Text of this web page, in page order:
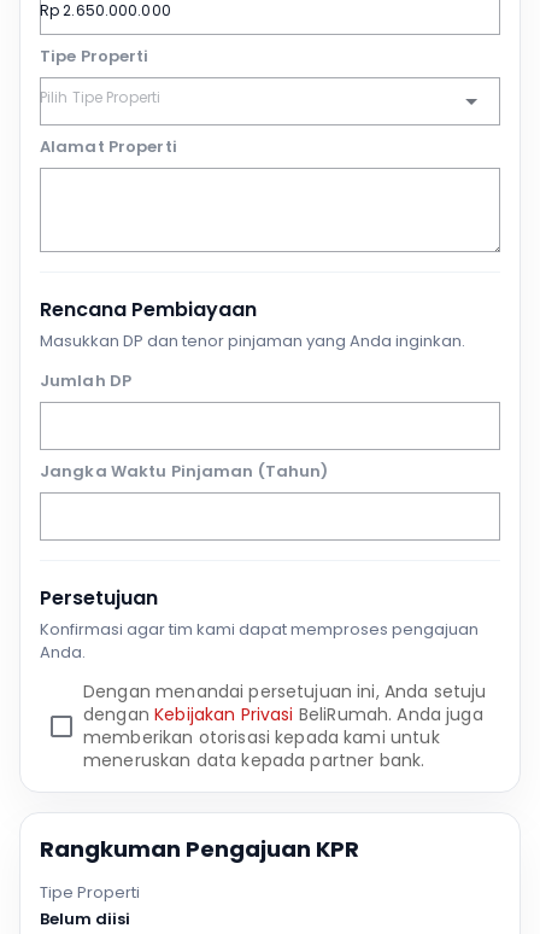
Tipe Properti
Alamat Properti
Rencana Pembiayaan
Masukkan DP dan tenor pinjaman yang Anda inginkan.
Jumlah DP
Jangka Waktu Pinjaman (Tahun)
Persetujuan
Konfirmasi agar tim kami dapat memproses pengajuan
Anda.
Dengan menandai persetujuan ini, Anda setuju
denganKebijakan Privasi BeliRumah. Anda juga
memberikan otorisasi kepada kami untuk
meneruskan data kepada partner bank.
Rangkuman Pengajuan KPR
Tipe Properti
Belum diisi